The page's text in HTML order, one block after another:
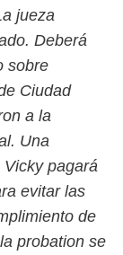
jueza
Deberá
sobre
Ciudad
a la
Una
pagará
evitar las
de
probation se